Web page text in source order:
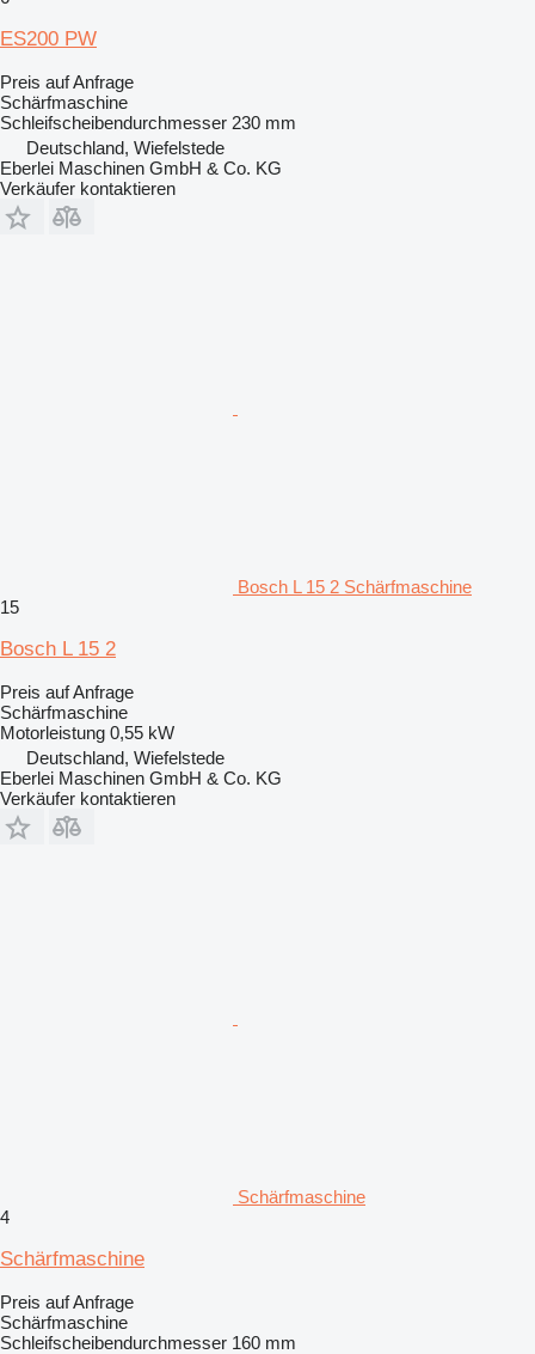
ES200 PW
Preis auf Anfrage
Schärfmaschine
Schleifscheibendurchmesser 230 mm
Deutschland, Wiefelstede
Eberlei Maschinen GmbH & Co. KG
Verkäufer kontaktieren
Bosch L 15 2 Schärfmaschine
15
Bosch L 15 2
Preis auf Anfrage
Schärfmaschine
Motorleistung 0,55 kW
Deutschland, Wiefelstede
Eberlei Maschinen GmbH & Co. KG
Verkäufer kontaktieren
Schärfmaschine
4
Schärfmaschine
Preis auf Anfrage
Schärfmaschine
Schleifscheibendurchmesser 160 mm